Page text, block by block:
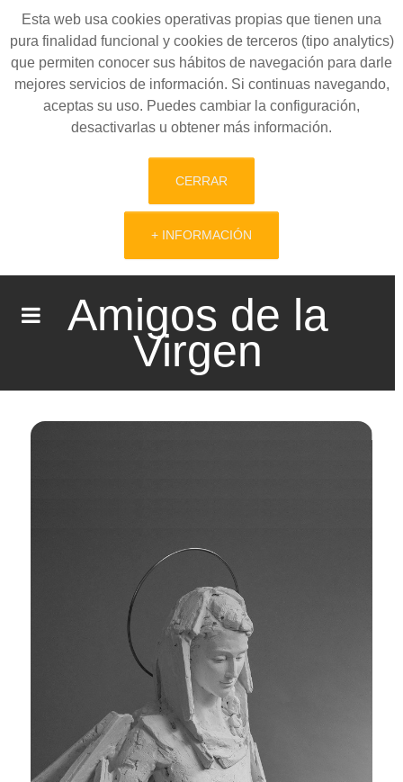
Esta web usa cookies operativas propias que tienen una
pura finalidad funcional y cookies de terceros (tipo analytics)
que permiten conocer sus hábitos de navegación para darle
mejores servicios de información. Si continuas navegando,
aceptas su uso. Puedes cambiar la configuración,
desactivarlas u obtener más información.
CERRAR
+ INFORMACIÓN
Amigos de la
Virgen